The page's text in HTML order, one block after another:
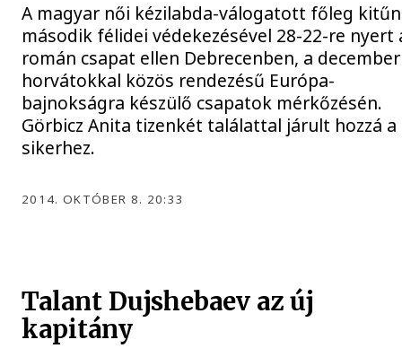
A magyar női kézilabda-válogatott főleg
második félidei védekezésével 28-22-re nyert
román csapat ellen Debrecenben, a
horvátokkal közös rendezésű Európa-
bajnokságra készülő csapatok mérkőzésén.
Görbicz Anita tizenkét találattal járult hozzá a
sikerhez.
2014. OKTÓBER 8. 20:33
Talant Dujshebaev az új
kapitány